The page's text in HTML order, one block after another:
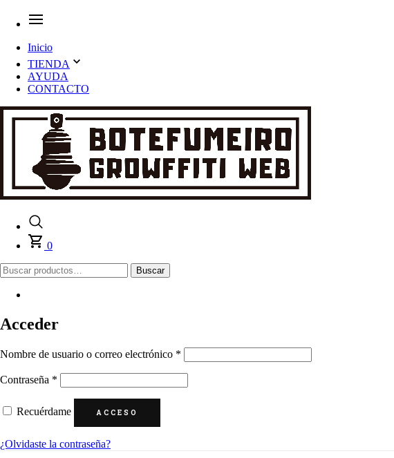
Inicio
TIENDA
AYUDA
CONTACTO
0
Buscar
por:
Buscar
Acceder
Nombre de usuario o correo electrónico *
Contraseña *
Recuérdame ACCESO
¿Olvidaste la contraseña?